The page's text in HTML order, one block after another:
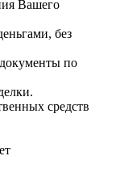
Вашего
без
по
средств